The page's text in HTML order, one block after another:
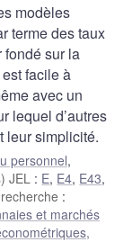
modèles
terme des taux
fondé sur la
facile à
avec un
lequel d’autres
leur simplicité.
personnel,
JEL : E, E4, E43,
:
et marchés